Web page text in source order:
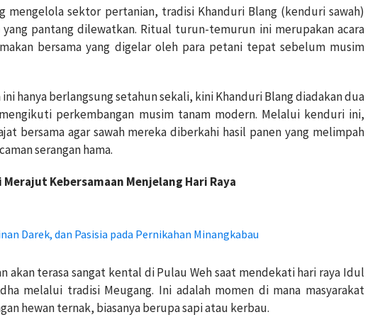
mengelola sektor pertanian, tradisi Khanduri Blang (kenduri sawah)
yang pantang dilewatkan. Ritual turun-temurun ini merupakan acara
bersama yang digelar oleh para petani tepat sebelum musim
hanya berlangsung setahun sekali, kini Khanduri Blang diadakan dua
perkembangan musim tanam modern. Melalui kenduri ini,
bersama agar sawah mereka diberkahi hasil panen yang melimpah
serangan hama.
Merajut Kebersamaan Menjelang Hari Raya
Darek, dan Pasisia pada Pernikahan Minangkabau
akan terasa sangat kental di Pulau Weh saat mendekati hari raya Idul
melalui tradisi Meugang. Ini adalah momen di mana masyarakat
hewan ternak, biasanya berupa sapi atau kerbau.